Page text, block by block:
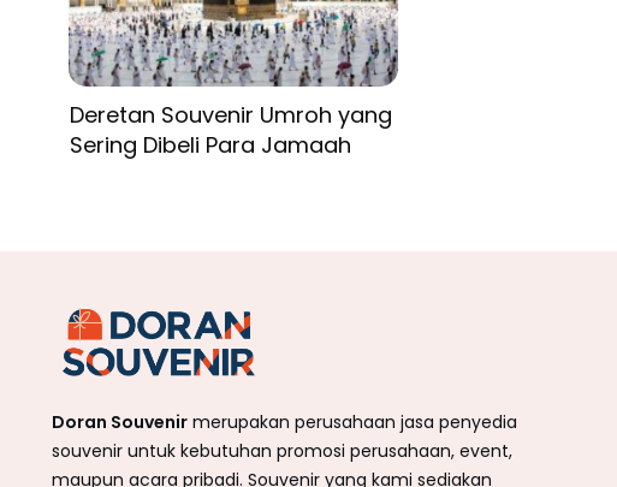
Deretan Souvenir Umroh yang
Sering Dibeli Para Jamaah
Doran Souvenir merupakan perusahaan jasa penyedia
souvenir untuk kebutuhan promosi perusahaan, event,
maupun acara pribadi. Souvenir yang kami sediakan